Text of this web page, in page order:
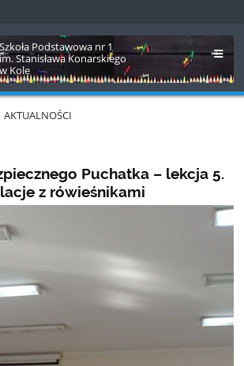
Szkoła Podstawowa nr 1
im. Stanisława Konarskiego
w Kole
AKTUALNOŚCI
Puchatka – lekcja 5.
z rówieśnikami